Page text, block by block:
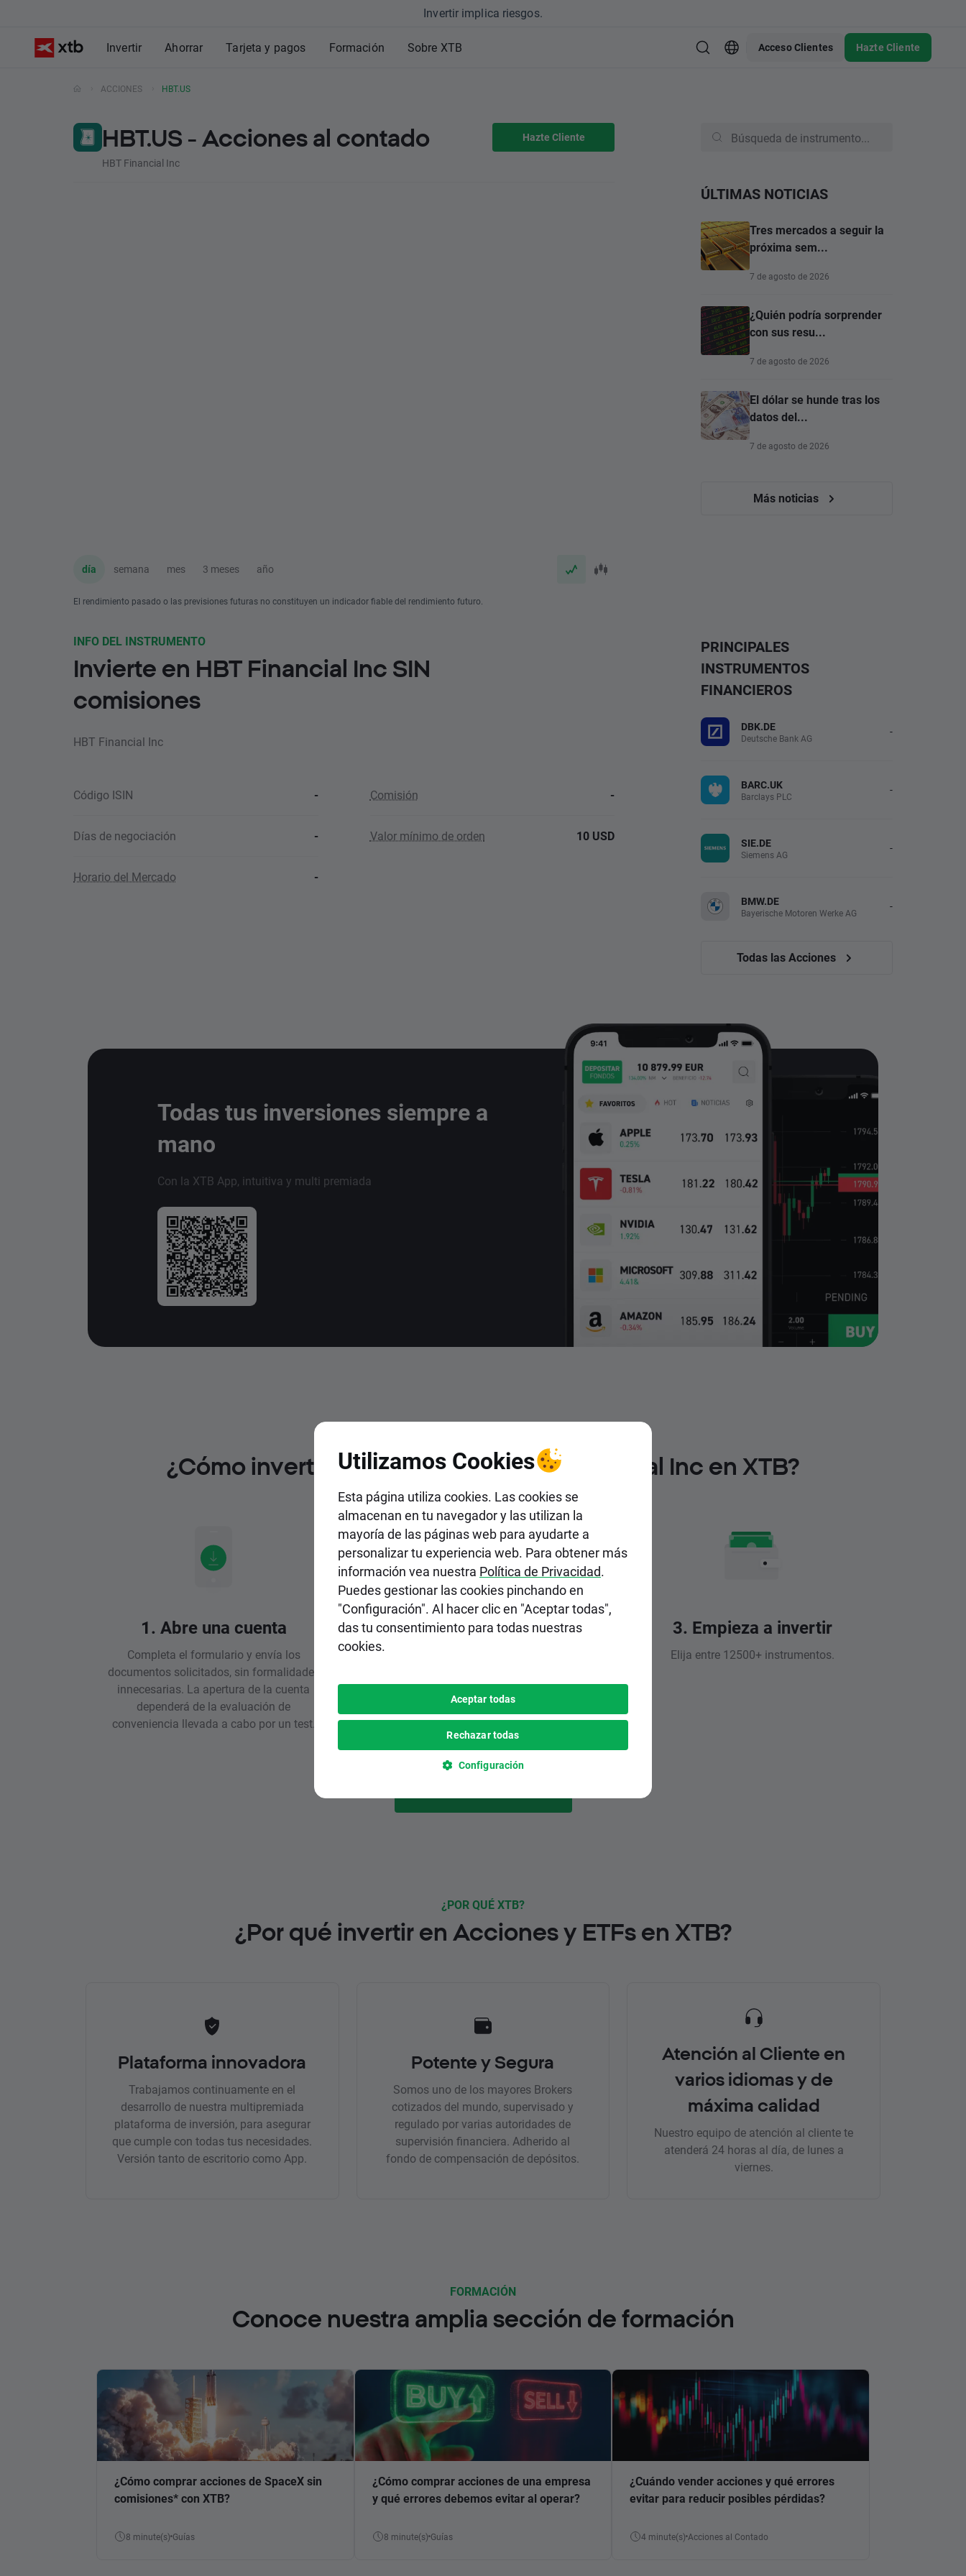
Invertir implica riesgos.
Invertir Ahorrar Tarjeta y pagos Formación Sobre XTB Acceso Clientes Hazte Cliente
ACCIONES HBT.US
HBT.US - Acciones al contado
HBT Financial Inc
Hazte Cliente
día semana mes 3 meses año
El rendimiento pasado o las previsiones futuras no constituyen un indicador fiable del rendimiento futuro.
ÚLTIMAS NOTICIAS
Tres mercados a seguir la
próxima sem...
7 de agosto de 2026
¿Quién podría sorprender
con sus resu...
7 de agosto de 2026
El dólar se hunde tras los
datos del...
7 de agosto de 2026
Más noticias
INFO DEL INSTRUMENTO
Invierte en HBT Financial Inc SIN
comisiones
HBT Financial Inc
Código ISIN - Comisión -
Días de negociación - Valor mínimo de orden 10 USD
Horario del Mercado -
PRINCIPALES
INSTRUMENTOS
FINANCIEROS
DBK.DE
Deutsche Bank AG -
BARC.UK
Barclays PLC -
SIE.DE
Siemens AG -
BMW.DE
Bayerische Motoren Werke AG -
Todas las Acciones
Todas tus inversiones siempre a
mano
Con la XTB App, intuitiva y multi premiada
¿Cómo invertir en Acciones de HBT Financial Inc en XTB?
1. Abre una cuenta
Completa el formulario y envía los
documentos solicitados, sin formalidades
innecesarias. La apertura de la cuenta
dependerá de la evaluación de
conveniencia llevada a cabo por un test.
2. Realiza un depósito
inlcuyendo pagos instantáneos y
gratuitos.
3. Empieza a invertir
Elija entre 12500+ instrumentos.
¿POR QUÉ XTB?
¿Por qué invertir en Acciones y ETFs en XTB?
Plataforma innovadora
Trabajamos continuamente en el
desarrollo de nuestra multipremiada
plataforma de inversión, para asegurar
que cumple con todas tus necesidades.
Versión tanto de escritorio como App.
Potente y Segura
Somos uno de los mayores Brokers
cotizados del mundo, supervisado y
regulado por varias autoridades de
supervisión financiera. Adherido al
fondo de compensación de depósitos.
Atención al Cliente en
varios idiomas y de
máxima calidad
Nuestro equipo de atención al cliente te
atenderá 24 horas al día, de lunes a
viernes.
FORMACIÓN
Conoce nuestra amplia sección de formación
¿Cómo comprar acciones de SpaceX sin
comisiones* con XTB?
8 minute(s) Guías
¿Cómo comprar acciones de una empresa
y qué errores debemos evitar al operar?
8 minute(s) Guías
¿Cuándo vender acciones y qué errores
evitar para reducir posibles pérdidas?
4 minute(s) Acciones al Contado
Utilizamos Cookies
Esta página utiliza cookies. Las cookies se
almacenan en tu navegador y las utilizan la
mayoría de las páginas web para ayudarte a
personalizar tu experiencia web. Para obtener más
información vea nuestra Política de Privacidad.
Puedes gestionar las cookies pinchando en
"Configuración". Al hacer clic en "Aceptar todas",
das tu consentimiento para todas nuestras
cookies.
Aceptar todas
Rechazar todas
Configuración